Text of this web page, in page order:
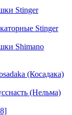
Stinger
Stinger
Shimano
(Косадака)
(Нельма)